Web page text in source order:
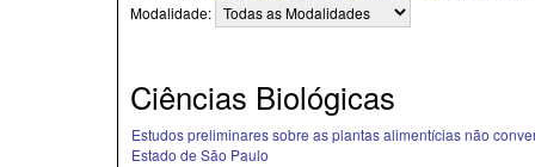
Modalidade:
Ciências Biológicas
Estudos preliminares sobre as plantas alimentícias não
Estado de São Paulo